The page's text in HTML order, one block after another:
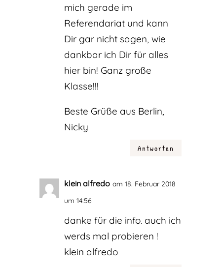
mich gerade im
Referendariat und kann
Dir gar nicht sagen, wie
dankbar ich Dir für alles
hier bin! Ganz große
Klasse!!!
Beste Grüße aus Berlin,
Nicky
Antworten
klein alfredo am 18. Februar 2018
um 14:56
danke für die info. auch ich
werds mal probieren !
klein alfredo